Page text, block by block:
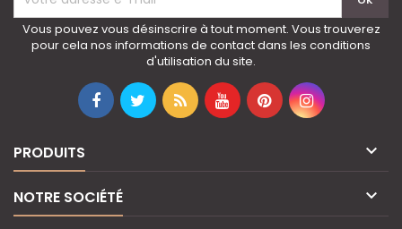
Vous pouvez vous désinscrire à tout moment. Vous trouverez
pour cela nos informations de contact dans les conditions
d'utilisation du site.
PRODUITS 
NOTRE SOCIÉTÉ 